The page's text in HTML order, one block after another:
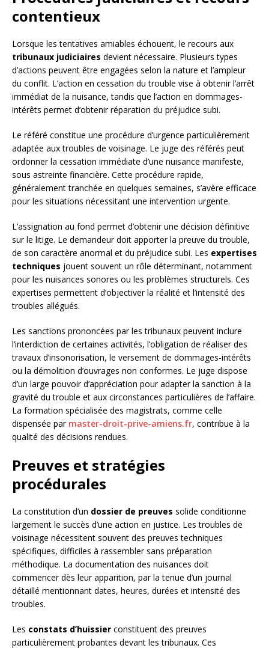
contentieux
Lorsque les tentatives amiables échouent, le recours aux
tribunaux judiciaires devient nécessaire. Plusieurs types
d’actions peuvent être engagées selon la nature et l’ampleur
du conflit. L’action en cessation du trouble vise à obtenir l’arrêt
immédiat de la nuisance, tandis que l’action en dommages-
intérêts permet d’obtenir réparation du préjudice subi.
Le référé constitue une procédure d’urgence particulièrement
adaptée aux troubles de voisinage. Le juge des référés peut
ordonner la cessation immédiate d’une nuisance manifeste,
sous astreinte financière. Cette procédure rapide,
généralement tranchée en quelques semaines, s’avère efficace
pour les situations nécessitant une intervention urgente.
L’assignation au fond permet d’obtenir une décision définitive
sur le litige. Le demandeur doit apporter la preuve du trouble,
de son caractère anormal et du préjudice subi. Les expertises
techniques jouent souvent un rôle déterminant, notamment
pour les nuisances sonores ou les problèmes structurels. Ces
expertises permettent d’objectiver la réalité et l’intensité des
troubles allégués.
Les sanctions prononcées par les tribunaux peuvent inclure
l’interdiction de certaines activités, l’obligation de réaliser des
travaux d’insonorisation, le versement de dommages-intérêts
ou la démolition d’ouvrages non conformes. Le juge dispose
d’un large pouvoir d’appréciation pour adapter la sanction à la
gravité du trouble et aux circonstances particulières de l’affaire.
La formation spécialisée des magistrats, comme celle
dispensée par master-droit-prive-amiens.fr, contribue à la
qualité des décisions rendues.
Preuves et stratégies
procédurales
La constitution d’un dossier de preuves solide conditionne
largement le succès d’une action en justice. Les troubles de
voisinage nécessitent souvent des preuves techniques
spécifiques, difficiles à rassembler sans préparation
méthodique. La documentation des nuisances doit
commencer dès leur apparition, par la tenue d’un journal
détaillé mentionnant dates, heures, durées et intensité des
troubles.
Les constats d’huissier constituent des preuves
particulièrement probantes devant les tribunaux. Ces